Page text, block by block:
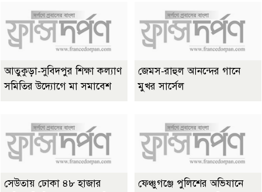
আতুকুড়া-সুবিদপুর শিক্ষা কল্যাণ
সমিতির উদ্যোগে মা সমাবেশ
জেমস-রাহুল আনন্দের গানে
মুখর সার্সেল
সেউতায় ঢোকা ৪৮ হাজার
ফেঞ্চুগঞ্জে পুলিশের অভিযানে